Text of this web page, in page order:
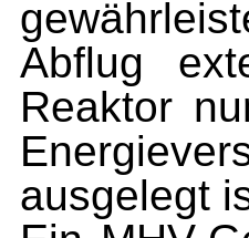
Abflug
Reaktor
ausgelegt